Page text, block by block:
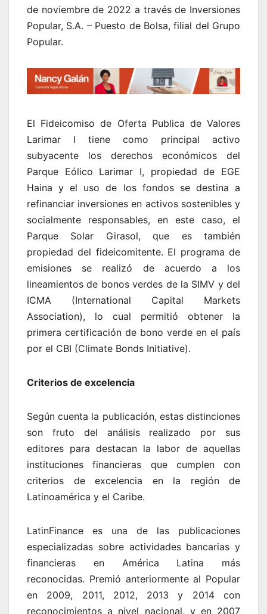
de noviembre de 2022 a través de Inversiones
Popular, S.A. – Puesto de Bolsa, filial del Grupo
Popular.
El Fideicomiso de Oferta Publica de Valores
Larimar I tiene como principal activo
subyacente los derechos económicos del
Parque Eólico Larimar I, propiedad de EGE
Haina y el uso de los fondos se destina a
refinanciar inversiones en activos sostenibles y
socialmente responsables, en este caso, el
Parque Solar Girasol, que es también
propiedad del fideicomitente. El programa de
emisiones se realizó de acuerdo a los
lineamientos de bonos verdes de la SIMV y del
ICMA (International Capital Markets
Association), lo cual permitió obtener la
primera certificación de bono verde en el país
por el CBI (Climate Bonds Initiative).
Criterios de excelencia
Según cuenta la publicación, estas distinciones
son fruto del análisis realizado por sus
editores para destacan la labor de aquellas
instituciones financieras que cumplen con
criterios de excelencia en la región de
Latinoamérica y el Caribe.
LatinFinance es una de las publicaciones
especializadas sobre actividades bancarias y
financieras en América Latina más
reconocidas. Premió anteriormente al Popular
en 2009, 2011, 2012, 2013 y 2014 con
reconocimientos a nivel nacional, y en 2007